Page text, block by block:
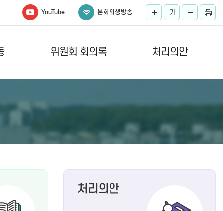
YouTube 본회의생방송 가
위원회 회의록 처리의안
처리의안